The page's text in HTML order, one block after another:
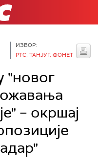
ИЗВОР:
РТС, ТАНЈУГ, ФОНЕТ
"новог
– окршај